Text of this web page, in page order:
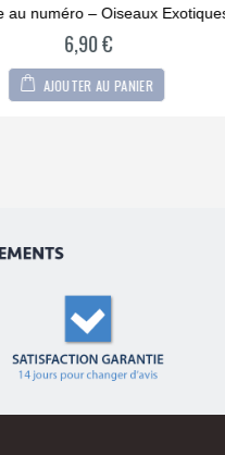
of
numéro – Nouveaux Amis
9,90
AJOUTER AU PANIER